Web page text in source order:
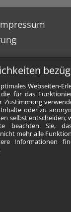
Webseiten-
für das
oder zu
selbst entscheiden,
beachten Sie,
mehr alle
Informationen